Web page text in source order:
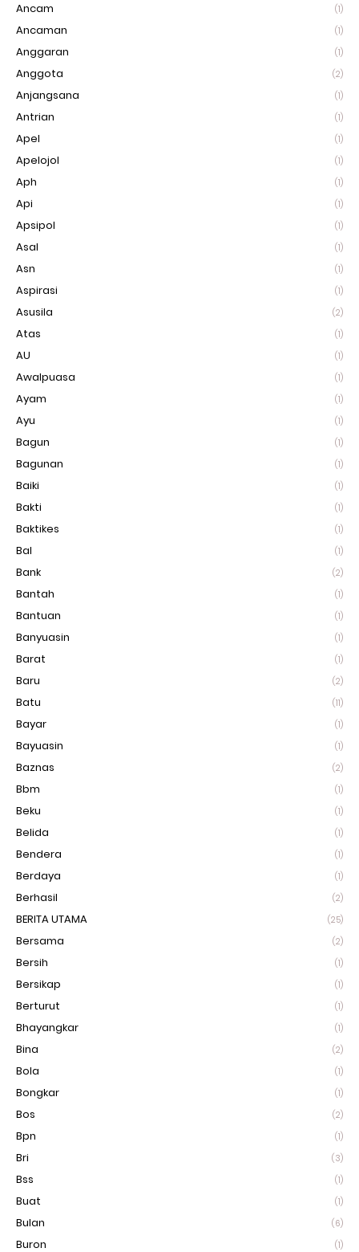
Ancam (1)
Ancaman (1)
Anggaran (1)
Anggota (2)
Anjangsana (1)
Antrian (1)
Apel (1)
Apelojol (1)
Aph (1)
Api (1)
Apsipol (1)
Asal (1)
Asn (1)
Aspirasi (1)
Asusila (2)
Atas (1)
AU (1)
Awalpuasa (1)
Ayam (1)
Ayu (1)
Bagun (1)
Bagunan (1)
Baiki (1)
Bakti (1)
Baktikes (1)
Bal (1)
Bank (2)
Bantah (1)
Bantuan (1)
Banyuasin (1)
Barat (1)
Baru (2)
Batu (11)
Bayar (1)
Bayuasin (1)
Baznas (2)
Bbm (1)
Beku (1)
Belida (1)
Bendera (1)
Berdaya (1)
Berhasil (2)
BERITA UTAMA (25)
Bersama (2)
Bersih (1)
Bersikap (1)
Berturut (1)
Bhayangkar (1)
Bina (2)
Bola (1)
Bongkar (1)
Bos (2)
Bpn (1)
Bri (3)
Bss (1)
Buat (1)
Bulan (6)
Buron (1)